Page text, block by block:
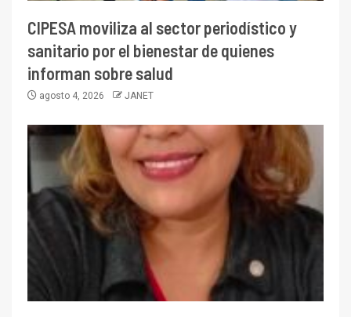
CIPESA moviliza al sector periodístico y
sanitario por el bienestar de quienes
informan sobre salud
agosto 4, 2026 JANET